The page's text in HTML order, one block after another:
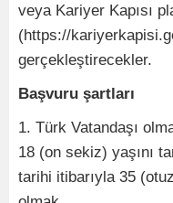
veya Kariyer Kapısı
(https://
gerçekleştirecekler.
Başvuru şartları
1. Türk Vatandaşı
18 (on sekiz) yaşını
tarihi itibarıyla 35